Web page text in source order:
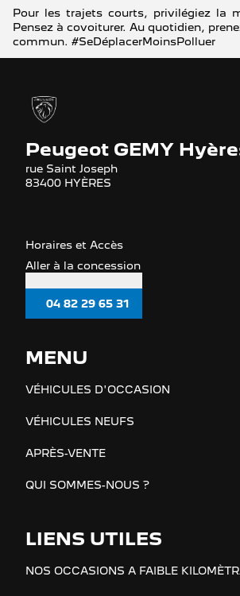
Pour les trajets courts, privilégiez la
Pensez à covoiturer. Au quotidien,
commun. #SeDéplacerMoinsPolluer
Peugeot GEMY
rue Saint Joseph
83400 HYÈRES
Horaires et Accès
Aller à la concession
04 82 29 65 31
MENU
VÉHICULES D'OCCASION
VÉHICULES NEUFS
APRÈS-VENTE
QUI SOMMES-NOUS ?
LIENS UTILES
NOS OCCASIONS A FAIBLE